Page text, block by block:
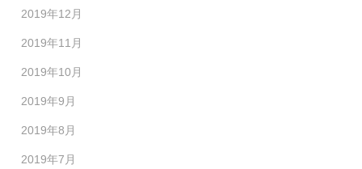
2019年12月
2019年11月
2019年10月
2019年9月
2019年8月
2019年7月